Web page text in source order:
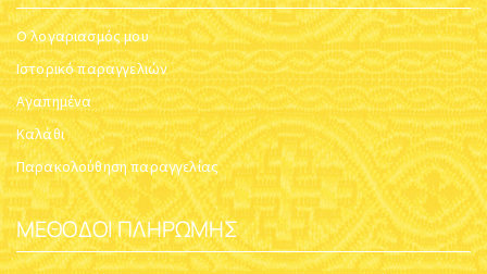
Ο λογαριασμός μου
Ιστορικό παραγγελιών
Αγαπημένα
Καλάθι
Παρακολούθηση παραγγελίας
ΜΈΘΟΔΟΙ ΠΛΗΡΩΜΉΣ